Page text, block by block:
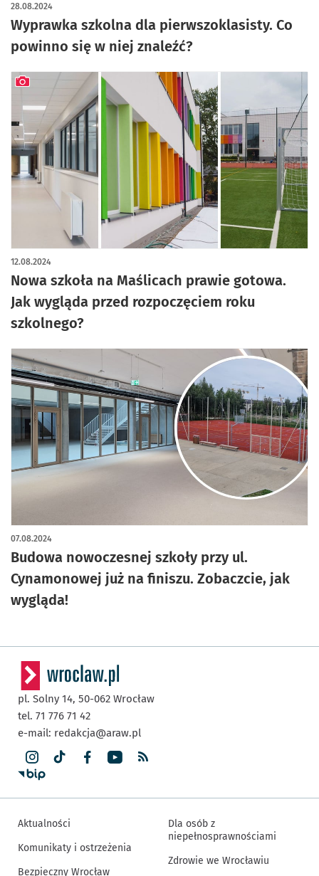
Wyprawka szkolna dla pierwszoklasisty. Co
powinno się w niej znaleźć?
28.08.2024
Nowa szkoła na Maślicach prawie gotowa.
Jak wygląda przed rozpoczęciem roku
szkolnego?
12.08.2024
artykuł z galerią zdjęć
Budowa nowoczesnej szkoły przy ul.
Cynamonowej już na finiszu. Zobaczcie, jak
wygląda!
07.08.2024
pl. Solny 14, 50-062 Wrocław
tel. 71 776 71 42
e-mail: redakcja@araw.pl
Aktualności
Komunikaty i ostrzeżenia
Bezpieczny Wrocław
Dla osób z
niepełnosprawnościami
Zdrowie we Wrocławiu